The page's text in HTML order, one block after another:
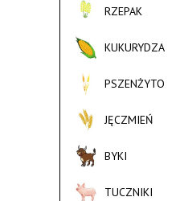
RZEPAK
KUKURYDZA
PSZENŻYTO
JĘCZMIEŃ
BYKI
TUCZNIKI